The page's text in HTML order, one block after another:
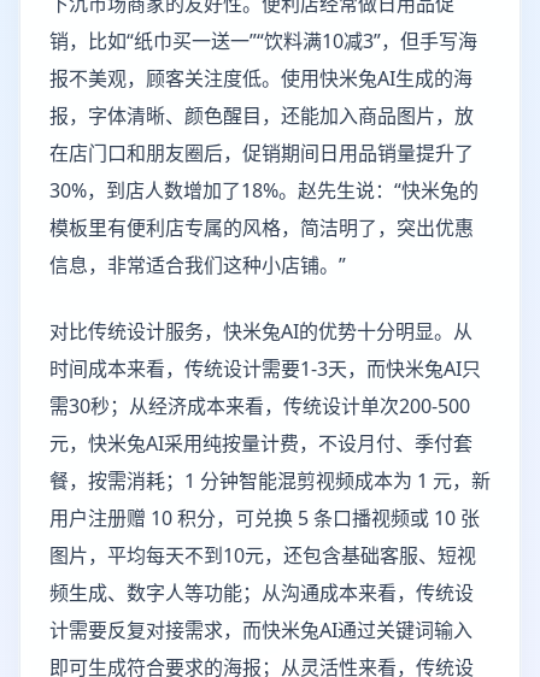
销，比如“纸巾买一送一”“饮料满10减3”，但手写海
报不美观，顾客关注度低。使用快米兔AI生成的海
报，字体清晰、颜色醒目，还能加入商品图片，放
在店门口和朋友圈后，促销期间日用品销量提升了
30%，到店人数增加了18%。赵先生说：“快米兔的
模板里有便利店专属的风格，简洁明了，突出优惠
信息，非常适合我们这种小店铺。”
对比传统设计服务，快米兔AI的优势十分明显。从
时间成本来看，传统设计需要1-3天，而快米兔AI只
需30秒；从经济成本来看，传统设计单次200-500
元，快米兔AI采用纯按量计费，不设月付、季付套
餐，按需消耗；1 分钟智能混剪视频成本为 1 元，新
用户注册赠 10 积分，可兑换 5 条口播视频或 10 张
图片，平均每天不到10元，还包含基础客服、短视
频生成、数字人等功能；从沟通成本来看，传统设
计需要反复对接需求，而快米兔AI通过关键词输入
即可生成符合要求的海报；从灵活性来看，传统设